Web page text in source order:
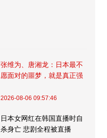
张维为、唐湘龙：日本最不
愿面对的噩梦，就是真正强
2026-08-06 09:57:46
日本女网红在韩国直播时自
杀身亡 悲剧全程被直播